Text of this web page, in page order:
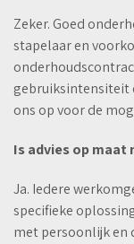
Zeker. Goed
stapelaar en
gebruiksintensiteit
ons op voor de
Is advies op maat
Ja. Iedere
specifieke
met persoonlijk en